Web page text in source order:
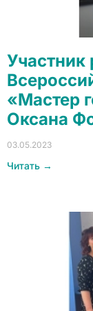
Участник
«Мастер
Оксана
03.05.2023
Читать →